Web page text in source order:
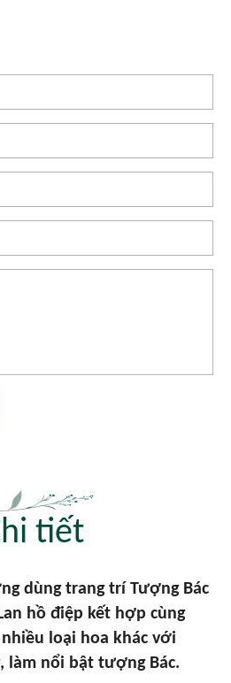
tiết
dùng trang trí Tượng Bác
hồ điệp kết hợp cùng
loại hoa khác với
làm nổi bật tượng Bác.